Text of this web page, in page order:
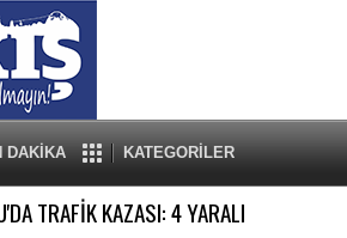
DAKİKA KATEGORİLER
TRAFİK KAZASI: 4 YARALI